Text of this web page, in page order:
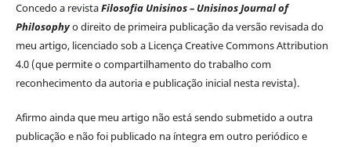
Concedo a revistaFilosofia Unisinos – Unisinos Journal of
Philosophyo direito de primeira publicação da versão revisada do
meu artigo, licenciado sob a Licença Creative Commons Attribution
4.0 (que permite o compartilhamento do trabalho com
reconhecimento da autoria e publicação inicial nesta revista).
Afirmo ainda que meu artigo não está sendo submetido a outra
publicação e não foi publicado na íntegra em outro periódico e